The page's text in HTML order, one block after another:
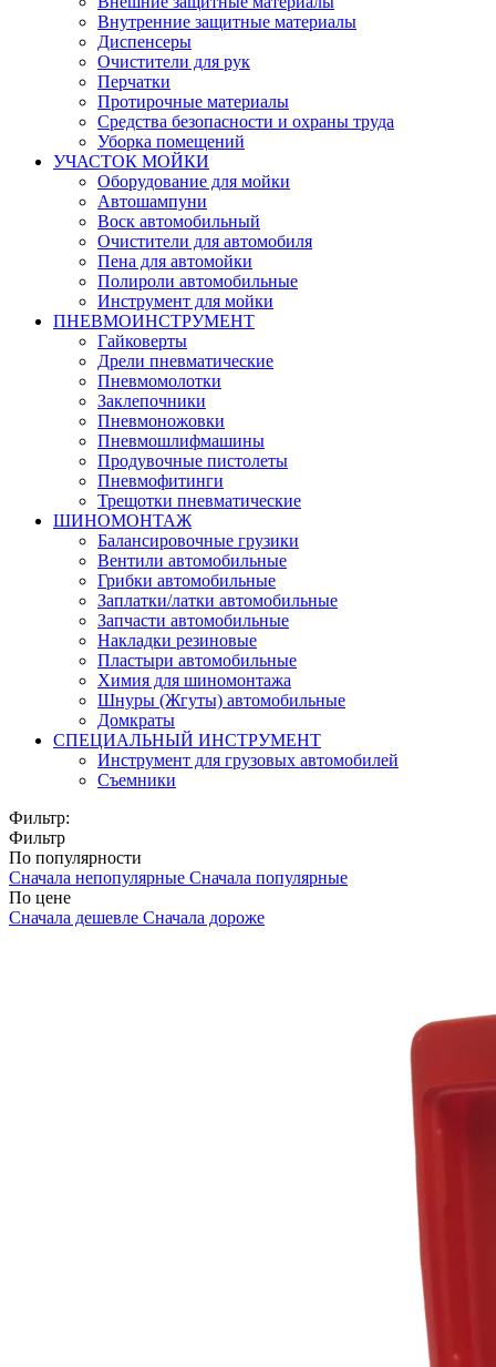
Внутренние защитные материалы
Диспенсеры
Очистители для рук
Перчатки
Протирочные материалы
Средства безопасности и охраны труда
Уборка помещений
УЧАСТОК МОЙКИ
Оборудование для мойки
Автошампуни
Воск автомобильный
Очистители для автомобиля
Пена для автомойки
Полироли автомобильные
Инструмент для мойки
ПНЕВМОИНСТРУМЕНТ
Гайковерты
Дрели пневматические
Пневмомолотки
Заклепочники
Пневмоножовки
Пневмошлифмашины
Продувочные пистолеты
Пневмофитинги
Трещотки пневматические
ШИНОМОНТАЖ
Балансировочные грузики
Вентили автомобильные
Грибки автомобильные
Заплатки/латки автомобильные
Запчасти автомобильные
Накладки резиновые
Пластыри автомобильные
Химия для шиномонтажа
Шнуры (Жгуты) автомобильные
Домкраты
СПЕЦИАЛЬНЫЙ ИНСТРУМЕНТ
Инструмент для грузовых автомобилей
Съемники
Фильтр:
Фильтр
По популярности
Сначала непопулярные Сначала популярные
По цене
Сначала дешевле Сначала дороже